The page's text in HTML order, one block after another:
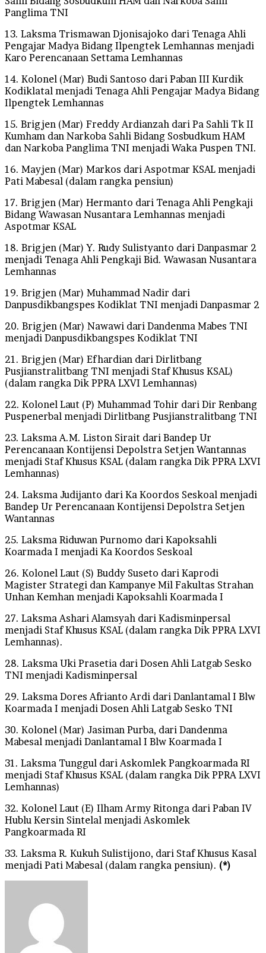
Panglima TNI
13. Laksma Trismawan Djonisajoko dari Tenaga Ahli
Pengajar Madya Bidang Ilpengtek Lemhannas menjadi
Karo Perencanaan Settama Lemhannas
14. Kolonel (Mar) Budi Santoso dari Paban III Kurdik
Kodiklatal menjadi Tenaga Ahli Pengajar Madya Bidang
Ilpengtek Lemhannas
15. Brigjen (Mar) Freddy Ardianzah dari Pa Sahli Tk II
Kumham dan Narkoba Sahli Bidang Sosbudkum HAM
dan Narkoba Panglima TNI menjadi Waka Puspen TNI.
16. Mayjen (Mar) Markos dari Aspotmar KSAL menjadi
Pati Mabesal (dalam rangka pensiun)
17. Brigjen (Mar) Hermanto dari Tenaga Ahli Pengkaji
Bidang Wawasan Nusantara Lemhannas menjadi
Aspotmar KSAL
18. Brigjen (Mar) Y. Rudy Sulistyanto dari Danpasmar 2
menjadi Tenaga Ahli Pengkaji Bid. Wawasan Nusantara
Lemhannas
19. Brigjen (Mar) Muhammad Nadir dari
Danpusdikbangspes Kodiklat TNI menjadi Danpasmar 2
20. Brigjen (Mar) Nawawi dari Dandenma Mabes TNI
menjadi Danpusdikbangspes Kodiklat TNI
21. Brigjen (Mar) Efhardian dari Dirlitbang
Pusjianstralitbang TNI menjadi Staf Khusus KSAL)
(dalam rangka Dik PPRA LXVI Lemhannas)
22. Kolonel Laut (P) Muhammad Tohir dari Dir Renbang
Puspenerbal menjadi Dirlitbang Pusjianstralitbang TNI
23. Laksma A.M. Liston Sirait dari Bandep Ur
Perencanaan Kontijensi Depolstra Setjen Wantannas
menjadi Staf Khusus KSAL (dalam rangka Dik PPRA LXVI
Lemhannas)
24. Laksma Judijanto dari Ka Koordos Seskoal menjadi
Bandep Ur Perencanaan Kontijensi Depolstra Setjen
Wantannas
25. Laksma Riduwan Purnomo dari Kapoksahli
Koarmada I menjadi Ka Koordos Seskoal
26. Kolonel Laut (S) Buddy Suseto dari Kaprodi
Magister Strategi dan Kampanye Mil Fakultas Strahan
Unhan Kemhan menjadi Kapoksahli Koarmada I
27. Laksma Ashari Alamsyah dari Kadisminpersal
menjadi Staf Khusus KSAL (dalam rangka Dik PPRA LXVI
Lemhannas).
28. Laksma Uki Prasetia dari Dosen Ahli Latgab Sesko
TNI menjadi Kadisminpersal
29. Laksma Dores Afrianto Ardi dari Danlantamal I Blw
Koarmada I menjadi Dosen Ahli Latgab Sesko TNI
30. Kolonel (Mar) Jasiman Purba, dari Dandenma
Mabesal menjadi Danlantamal I Blw Koarmada I
31. Laksma Tunggul dari Askomlek Pangkoarmada RI
menjadi Staf Khusus KSAL (dalam rangka Dik PPRA LXVI
Lemhannas)
32. Kolonel Laut (E) Ilham Army Ritonga dari Paban IV
Hublu Kersin Sintelal menjadi Askomlek
Pangkoarmada RI
33. Laksma R. Kukuh Sulistijono, dari Staf Khusus Kasal
menjadi Pati Mabesal (dalam rangka pensiun). (*)